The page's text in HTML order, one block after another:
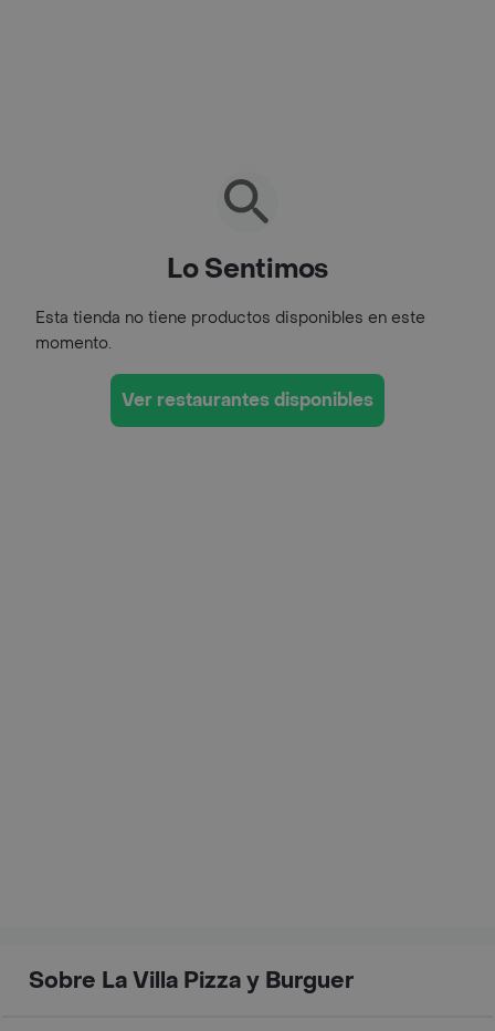
Lo Sentimos
Esta tienda no tiene productos disponibles en este
momento.
Ver restaurantes disponibles
Sobre La Villa Pizza y Burguer